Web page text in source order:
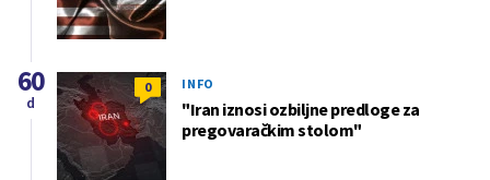
0 INFO
"Iran iznosi ozbiljne predloge za
pregovaračkim stolom"
60
d